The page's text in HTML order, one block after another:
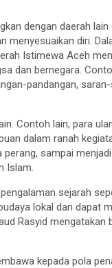
dengan daerah
menyesuaikan diri.
Istimewa Aceh
dan bernegara.
pandangan,
Contoh lain, para
dalam ranah
sampai
Islam.
sejarah
lokal dan dapat
Rasyid
kepada pola